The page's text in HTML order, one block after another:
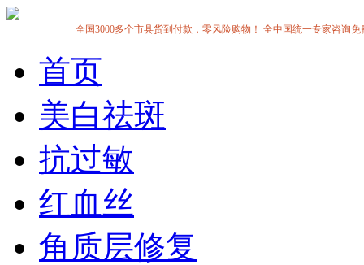
全国3000多个市县货到付款，零风险购物！ 全中国统一专家咨询免
首页
美白祛斑
抗过敏
红血丝
角质层修复